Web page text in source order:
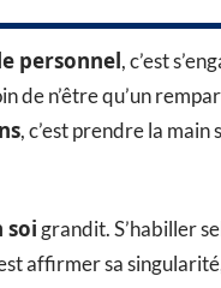
personnel, c’est
de n’être qu’un
, c’est prendre la
soi grandit. S’habiller
affirmer sa